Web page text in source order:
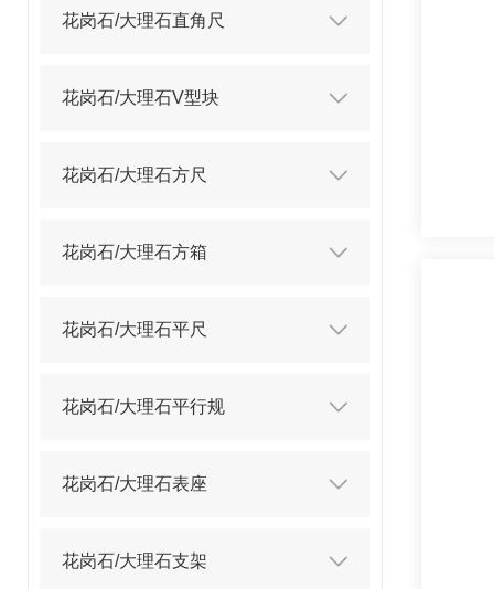
花岗石/大理石直角尺
花岗石/大理石V型块
花岗石/大理石方尺
花岗石/大理石方箱
花岗石/大理石平尺
花岗石/大理石平行规
花岗石/大理石表座
花岗石/大理石支架